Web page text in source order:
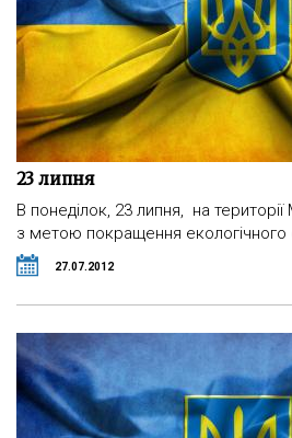
23 липня
В понеділок, 23 липня, на
з метою покращення екологічного
27.07.2012